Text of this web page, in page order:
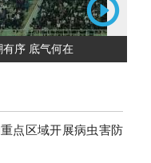
序 底气何在
点区域开展病虫害防